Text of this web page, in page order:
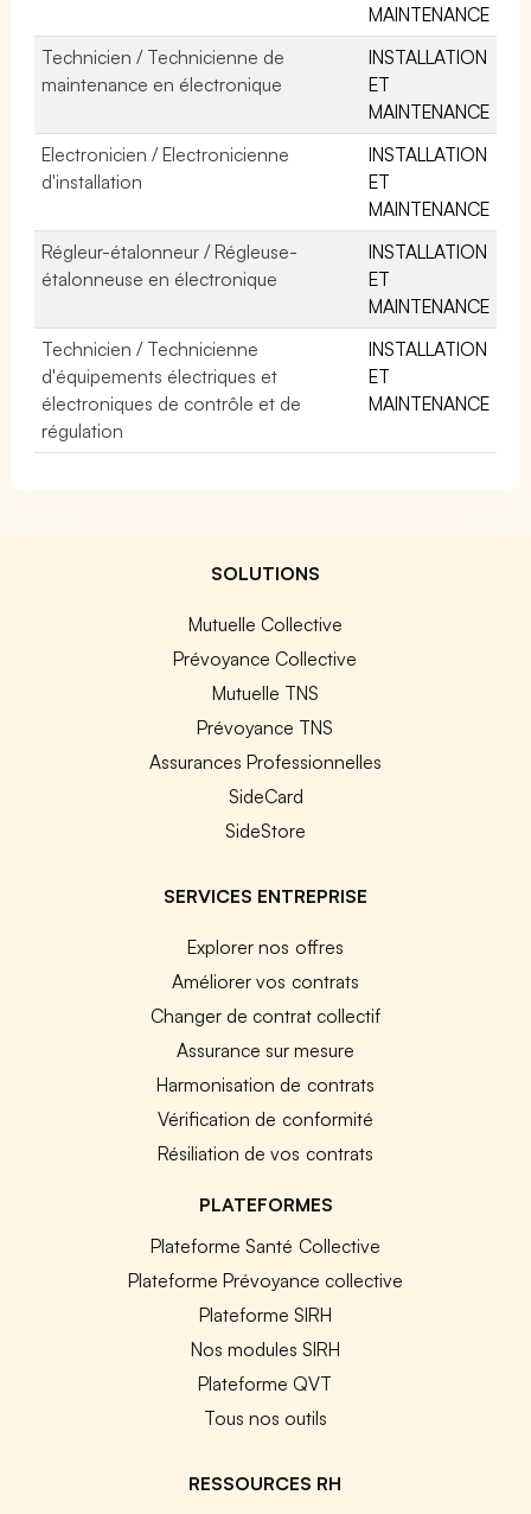
MAINTENANCE
Technicien / Technicienne de
maintenance en électronique
INSTALLATION
ET
MAINTENANCE
Electronicien / Electronicienne
d'installation
INSTALLATION
ET
MAINTENANCE
Régleur-étalonneur / Régleuse-
étalonneuse en électronique
INSTALLATION
ET
MAINTENANCE
Technicien / Technicienne
d'équipements électriques et
électroniques de contrôle et de
régulation
INSTALLATION
ET
MAINTENANCE
SOLUTIONS
Mutuelle Collective
Prévoyance Collective
Mutuelle TNS
Prévoyance TNS
Assurances Professionnelles
SideCard
SideStore
SERVICES ENTREPRISE
Explorer nos offres
Améliorer vos contrats
Changer de contrat collectif
Assurance sur mesure
Harmonisation de contrats
Vérification de conformité
Résiliation de vos contrats
PLATEFORMES
Plateforme Santé Collective
Plateforme Prévoyance collective
Plateforme SIRH
Nos modules SIRH
Plateforme QVT
Tous nos outils
RESSOURCES RH